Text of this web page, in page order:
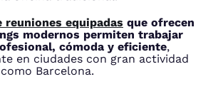
reuniones equipadas que ofrecen
modernos permiten trabajar
cómoda y eficiente,
en ciudades con gran actividad
Barcelona.